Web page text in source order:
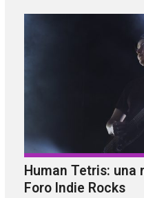
Human Tetris: una
Foro Indie Rocks